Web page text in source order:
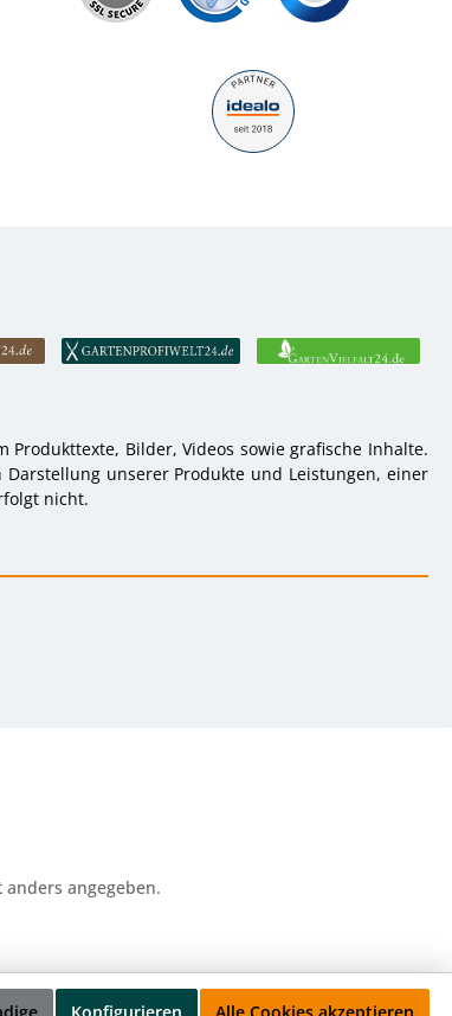
Bilder, Videos sowie grafische Inhalte.
unserer Produkte und Leistungen, einer
nicht.
angegeben.